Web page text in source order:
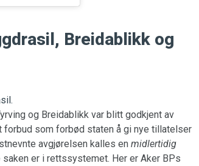
Breidablikk og
og Breidablikk var blitt godkjent av
forbud som forbød staten å gi nye tillatelser
avgjørelsen kalles en midlertidig
er i rettssystemet. Her er Aker BPs